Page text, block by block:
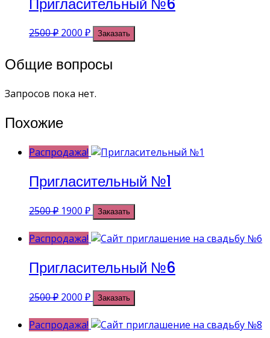
2500₽ Первоначальная
составляла
2500 ₽.
2000 ₽Текущая
цена:
2000 ₽.
Заказать
Общие вопросы
Запросов пока нет.
Похожие
Распродажа!
Пригласительный №1
2500₽ Первоначальная
составляла
1900 ₽Текущая
цена:
1900 ₽.
Заказать
Распродажа!
Пригласительный №6
2500₽ Первоначальная
составляла
2000 ₽Текущая
цена:
2000 ₽.
Заказать
Распродажа!